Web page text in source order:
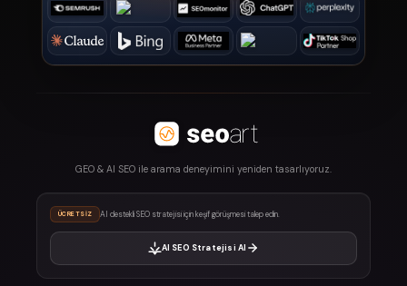
GEO & AI SEO ile arama deneyimini yeniden tasarlıyoruz.
ÜCRETSIZ AI destekli SEO stratejisi için keşif görüşmesi talep edin.
AI SEO Stratejisi Al